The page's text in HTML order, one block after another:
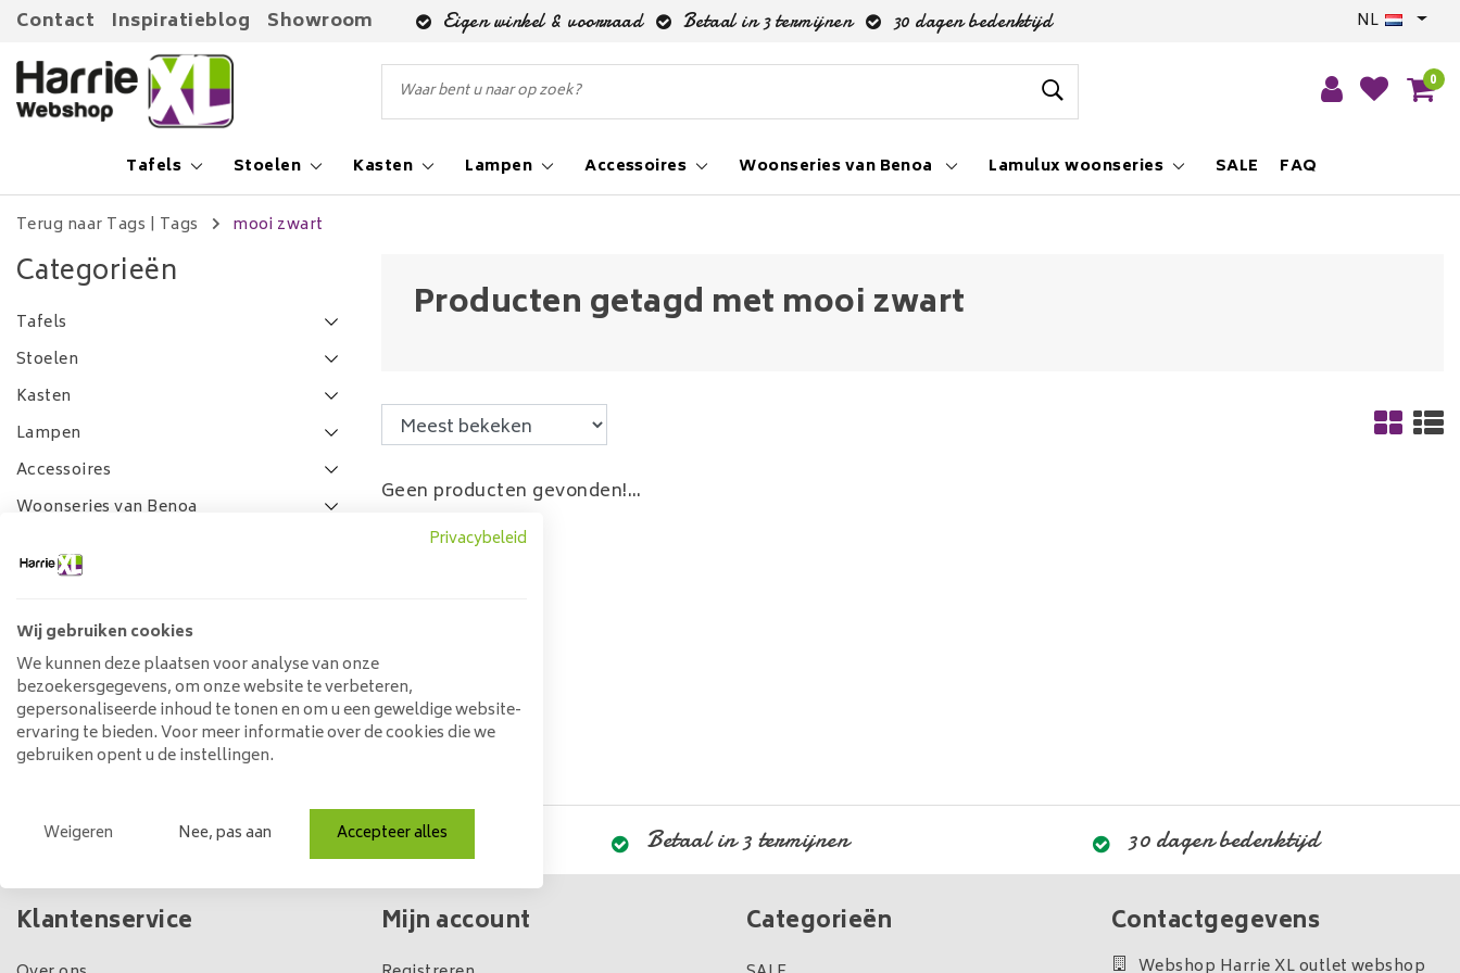
Contact Inspiratieblog Showroom Eigen winkel & voorraad Betaal in 3 termijnen 30 dagen bedenktijd NL
0
Tafels Stoelen Kasten Lampen Accessoires Woonseries van Benoa Lamulux woonseries SALE FAQ
Terug naar Tags | Tags mooi zwart
Categorieën
Tafels
Stoelen
Kasten
Lampen
Accessoires
Woonseries van Benoa
FAQ
Prijs
Min: €0 Max: €5
Producten getagd met mooi zwart
Geen producten gevonden!...
Eigen winkel & voorraad Betaal in 3 termijnen 30 dagen bedenktijd
Klantenservice Mijn account Categorieën Contactgegevens
Webshop Harrie XL outlet webshop
Privacybeleid
Wij gebruiken cookies
We kunnen deze plaatsen voor analyse van onze
bezoekersgegevens, om onze website te verbeteren,
gepersonaliseerde inhoud te tonen en om u een geweldige website-
ervaring te bieden. Voor meer informatie over de cookies die we
gebruiken opent u de instellingen.
Weigeren Nee, pas aan Accepteer alles